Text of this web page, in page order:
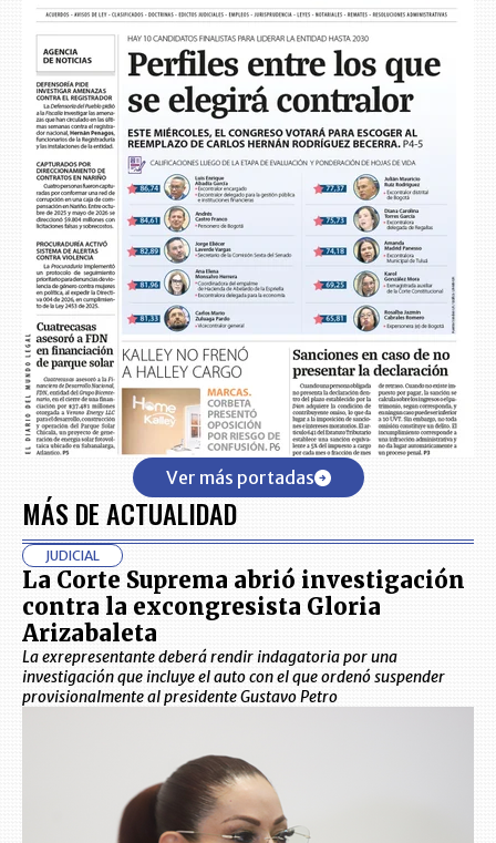
Ver más portadas
MÁS DE ACTUALIDAD
JUDICIAL
La Corte Suprema abrió investigación
contra la excongresista Gloria
Arizabaleta
La exrepresentante deberá rendir indagatoria por una
investigación que incluye el auto con el que ordenó suspender
provisionalmente al presidente Gustavo Petro